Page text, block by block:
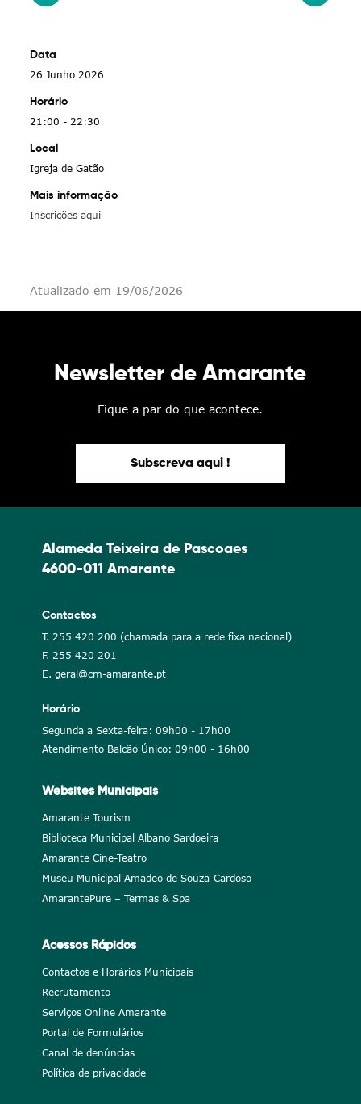
Data
26 Junho 2026
Horário
21:00 - 22:30
Local
Igreja de Gatão
Mais informação
Inscrições aqui
Atualizado em 19/06/2026
Newsletter de Amarante
Fique a par do que acontece.
Subscreva aqui !
Alameda Teixeira de Pascoaes
4600-011 Amarante
Contactos
T. 255 420 200 (chamada para a rede fixa nacional)
F. 255 420 201
E. geral@cm-amarante.pt
Horário
Segunda a Sexta-feira: 09h00 - 17h00
Atendimento Balcão Único: 09h00 - 16h00
Websites Municipais
Amarante Tourism
Biblioteca Municipal Albano Sardoeira
Amarante Cine-Teatro
Museu Municipal Amadeo de Souza-Cardoso
AmarantePure – Termas & Spa
Acessos Rápidos
Contactos e Horários Municipais
Recrutamento
Serviços Online Amarante
Portal de Formulários
Canal de denúncias
Política de privacidade